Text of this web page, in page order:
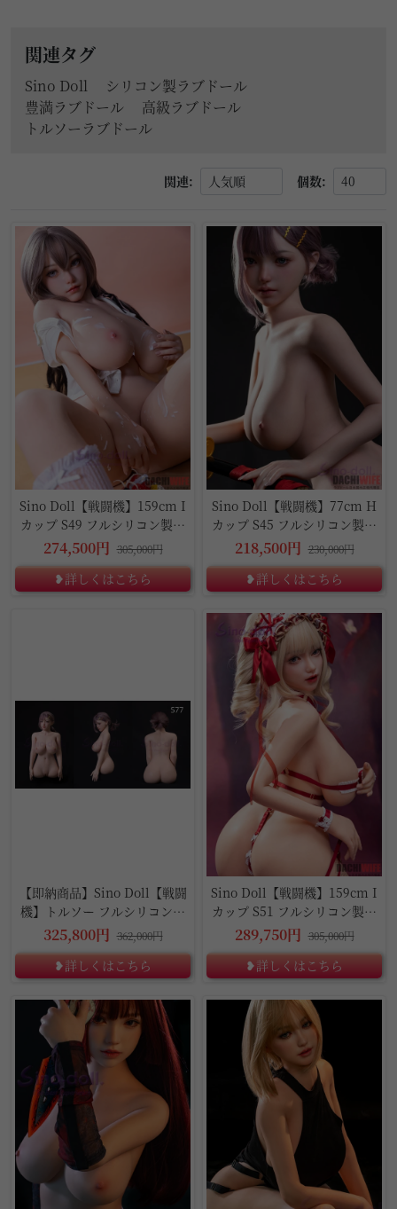
関連タグ
Sino Doll
シリコン製ラブドール
豊満ラブドール
高級ラブドール
トルソーラブドール
関連: 個数:
10%OFF
Sino Doll【戦闘機】159cm I
カップ S49 フルシリコン製ラ
ブドール
274,500円 305,000円
❥詳しくはこちら
5%OFF
Sino Doll【戦闘機】77cm H
カップ S45 フルシリコン製ド
ール
218,500円 230,000円
❥詳しくはこちら
【即納商品】Sino Doll【戦闘
機】トルソー フルシリコン製
ラブドール
325,800円 362,000円
❥詳しくはこちら
5%OFF
Sino Doll【戦闘機】159cm I
カップ S51 フルシリコン製ラ
ブドール
289,750円 305,000円
❥詳しくはこちら
5%OFF 5%OFF